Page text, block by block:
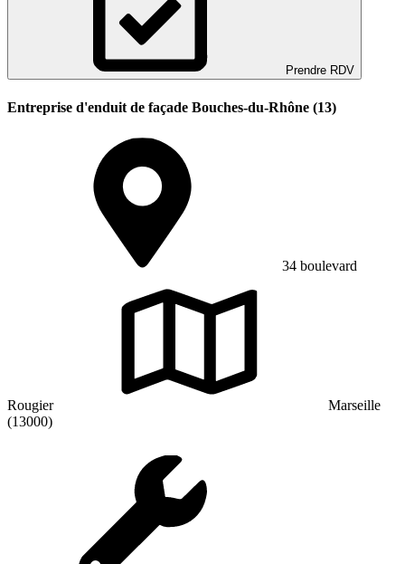
Prendre RDV
Entreprise d'enduit de façade Bouches-du-Rhône (13)
34 boulevard
Rougier
Marseille
(13000)